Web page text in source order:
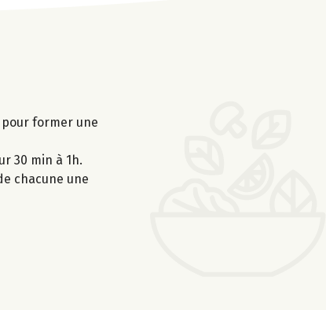
pour former une
30 min à 1h.
chacune une